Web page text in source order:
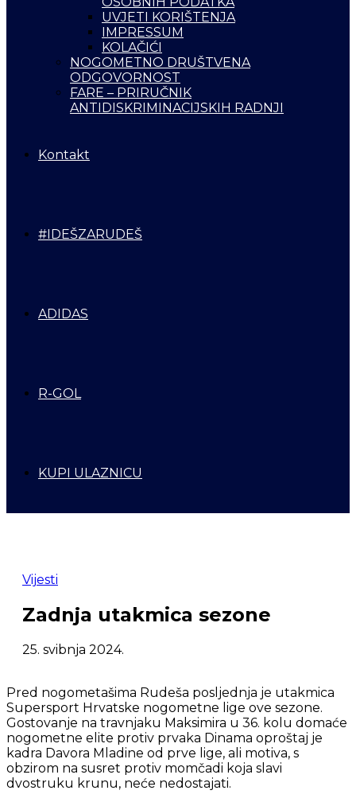
UVJETI KORIŠTENJA
IMPRESSUM
KOLAČIĆI
NOGOMETNO DRUŠTVENA
ODGOVORNOST
FARE – PRIRUČNIK
ANTIDISKRIMINACIJSKIH RADNJI
Kontakt
#IDEŠZARUDEŠ
ADIDAS
R-GOL
KUPI ULAZNICU
Vijesti
Zadnja utakmica sezone
25. svibnja 2024.
Pred nogometašima Rudeša posljednja je utakmica
Supersport Hrvatske nogometne lige ove sezone.
Gostovanje na travnjaku Maksimira u 36. kolu domaće
nogometne elite protiv prvaka Dinama oproštaj je
kadra Davora Mladine od prve lige, ali motiva, s
obzirom na susret protiv momčadi koja slavi
dvostruku krunu, neće nedostajati.